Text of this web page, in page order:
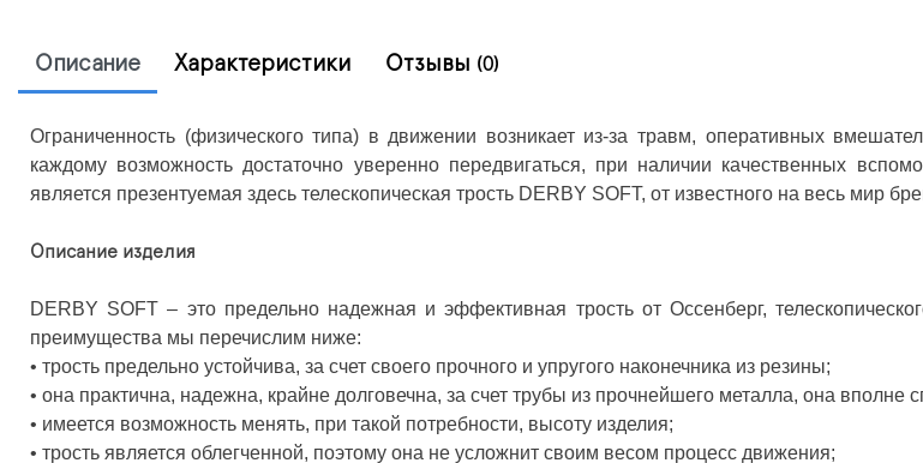
Описание Характеристики Отзывы (0)
Ограниченность (физического типа) в движении возникает из-за травм, оперативных
каждому возможность достаточно уверенно передвигаться, при наличии качественных
является презентуемая здесь телескопическая трость DERBY SOFT, от известного на весь мир
Описание изделия
DERBY SOFT – это предельно надежная и эффективная трость от Оссенберг,
преимущества мы перечислим ниже:
• трость предельно устойчива, за счет своего прочного и упругого наконечника из резины;
• она практична, надежна, крайне долговечна, за счет трубы из прочнейшего металла, она
• имеется возможность менять, при такой потребности, высоту изделия;
• трость является облегченной, поэтому она не усложнит своим весом процесс движения;